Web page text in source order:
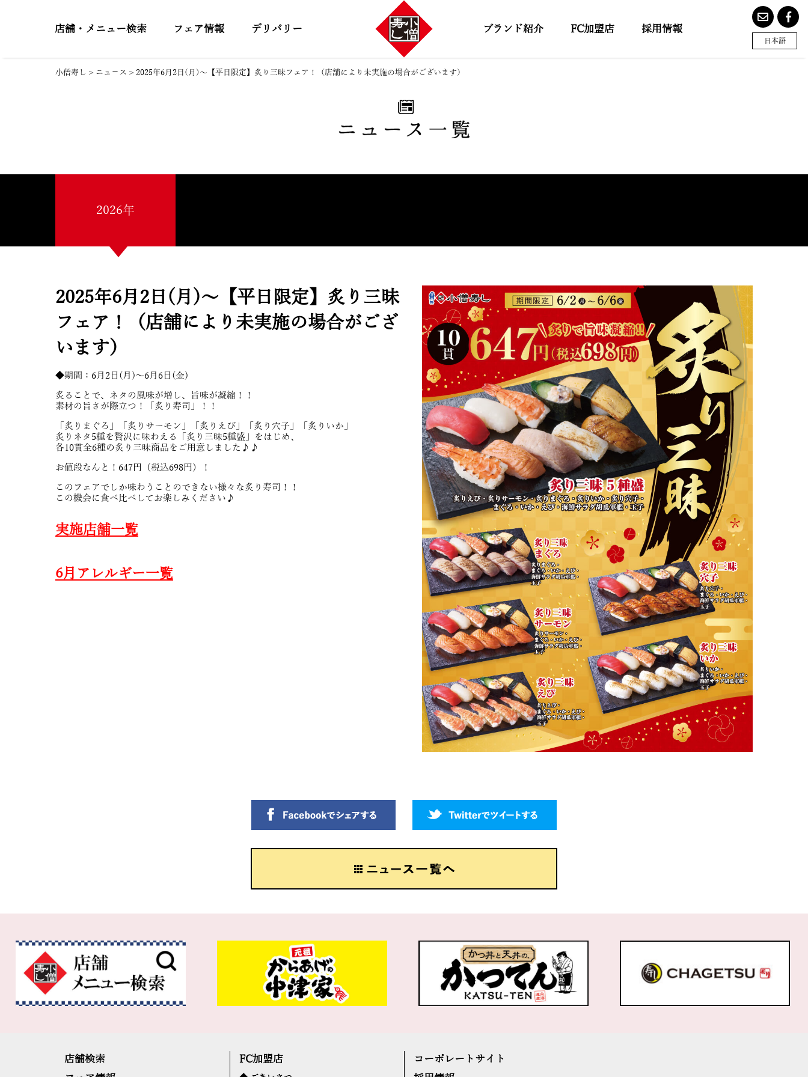
店舗・メニュー検索 フェア情報 デリバリー ブランド紹介 FC加盟店 採用情報
日本語
小僧寿し > ニュ－ス > 2025年6月2日(月)～【平日限定】炙り三昧フェア！（店舗により未実施の場合がございます）
2026年
2025年6月2日(月)～【平日限定】炙り三昧
フェア！（店舗により未実施の場合がござ
います）
◆期間：6月2日(月)～6月6日(金)
炙ることで、ネタの風味が増し、旨味が凝縮！！
素材の旨さが際立つ！「炙り寿司」！！
「炙りまぐろ」「炙りサーモン」「炙りえび」「炙り穴子」「炙りいか」
炙りネタ5種を贅沢に味わえる「炙り三昧5種盛」をはじめ、
各10貫全6種の炙り三昧商品をご用意しました♪♪
お値段なんと！647円（税込698円）！
このフェアでしか味わうことのできない様々な炙り寿司！！
この機会に食べ比べしてお楽しみください♪
実施店舗一覧
6月アレルギー一覧
店舗検索
FC加盟店
コーポレートサイト